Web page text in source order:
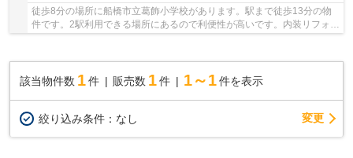
徒歩8分の場所に船橋市立葛飾小学校があります。駅まで徒歩13分の物
件です。2駅利用できる場所にあるので利便性が高いです。内装リフォー
該当物件数 1件 販売数 1 件 1～1 件を表示
絞り込み条件： なし 変更